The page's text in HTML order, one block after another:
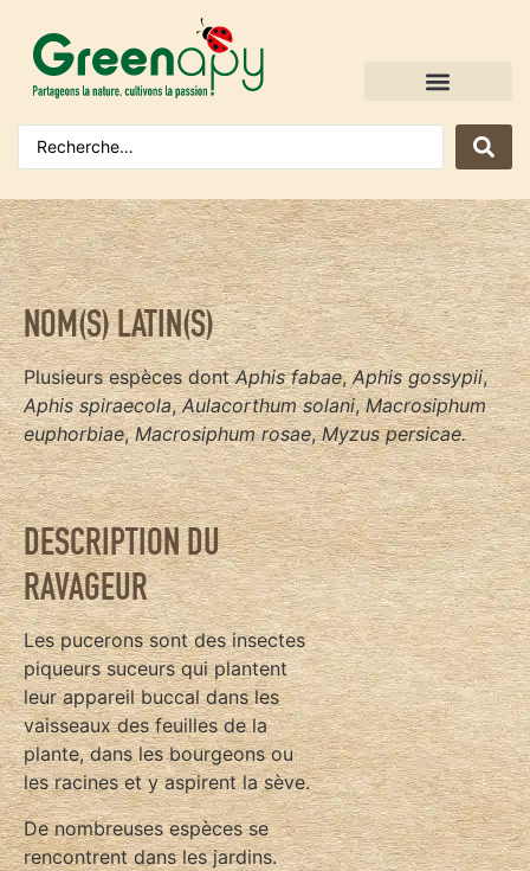
NOM(S) LATIN(S)
Plusieurs espèces dontAphis fabae,Aphis gossypii,
Aphis spiraecola,Aulacorthum solani,Macrosiphum
euphorbiae,Macrosiphum rosae,Myzus persicae.
DESCRIPTION DU
RAVAGEUR
Les pucerons sont des insectes
piqueurs suceurs qui plantent
leur appareil buccal dans les
vaisseaux des feuilles de la
plante, dans les bourgeons ou
les racines et y aspirent la sève.
De nombreuses espèces se
rencontrent dans les jardins.